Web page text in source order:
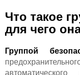
Что такое
для чего
Группой